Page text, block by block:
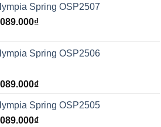
Spring OSP2507
₫
Spring OSP2506
₫
Spring OSP2505
₫